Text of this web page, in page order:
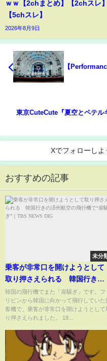
ｗｗ【2chまとめ】【2chスレ】
【5chスレ】
2026年8月9日
【
東京CuteCute『夏空とペテル
Xでフォローしよ
おすすめの記事
未分
乗客が非常口を開けようとして
取り押さえられる 韓国行きの
済州航空の飛行機で“扉騒ぎ”｜
TBS NEWS DIG
韓国の飛行機でまた「扉騒ぎ」です。フ
リピンから韓国に向かって飛行していた
客機で、乗客が非常口を開けようとして
り押さえられました。 19...